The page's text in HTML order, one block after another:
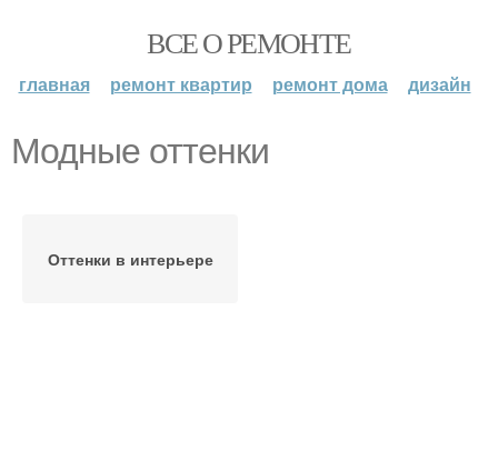
ВСЕ О РЕМОНТЕ
главная ремонт квартир ремонт дома дизайн
Модные оттенки
Оттенки в интерьере